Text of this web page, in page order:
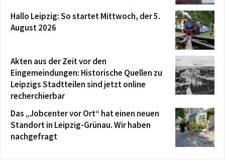
Hallo Leipzig: So startet Mittwoch, der 5.
August 2026
Akten aus der Zeit vor den
Eingemeindungen: Historische Quellen zu
Leipzigs Stadtteilen sind jetzt online
recherchierbar
Das „Jobcenter vor Ort“ hat einen neuen
Standort in Leipzig-Grünau. Wir haben
nachgefragt